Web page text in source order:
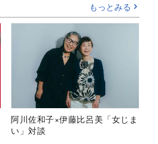
もっとみる
阿川佐和子×伊藤比呂美「女じま
い」対談